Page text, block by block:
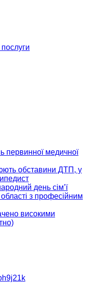
первинної медичної
обставини ДТП, у
день сім’ї
з професійним
високими